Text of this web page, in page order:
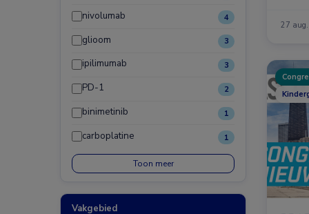
nivolumab 4
glioom 3
ipilimumab 3
PD-1 2
binimetinib 1
carboplatine 1
Toon meer
Vakgebied
27